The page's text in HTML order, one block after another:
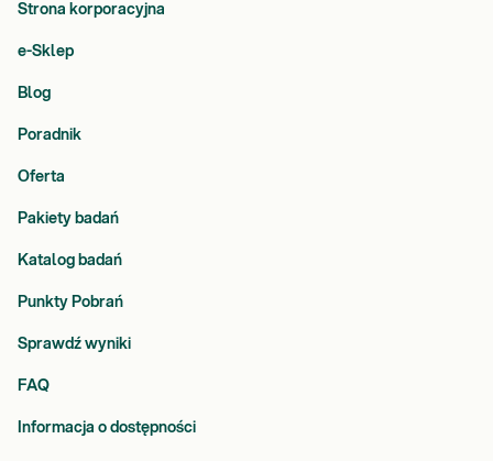
Strona korporacyjna
e-Sklep
Blog
Poradnik
Oferta
Pakiety badań
Katalog badań
Punkty Pobrań
Sprawdź wyniki
FAQ
Informacja o dostępności